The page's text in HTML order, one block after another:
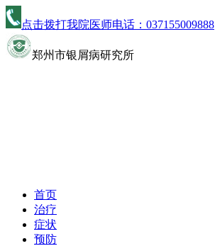
点击拨打我院医师电话： 037155009888
郑州市银屑病研究所
首页
治疗
症状
预防